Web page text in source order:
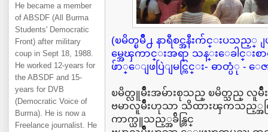
He became a member
of ABSDF (All Burma
Students' Democratic
Front) after military
coup in Sept 18, 1988.
He worked 12-years for
the ABSDF and 15-
years for DVB
(Democratic Voice of
Burma). He is now a
Freelance journalist. He
(ၿမိတ္ၿမိဳ႕ နာရီစင္အနီးက်င္းပသ
မ္အေၾကာင္းအရာ သန္းေခါ
ဖ်ာ္ေျဖပြဲျမင္ကြင္း- ဓာတ္ပံု - ေ
ၿမိတ္လူမ်ိဳးအမ်ားစုသည္ ၿမိတ္သည္ လူမ်ိဳ
ဗမာလူမ်ိဳးဟုသာ သိထားၾကသည့္အ
ကာက္ယူသည့္အခ်ိန္တြင္